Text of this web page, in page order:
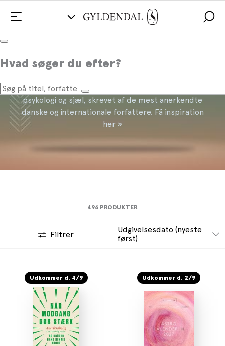
Hvad søger du efter?
Krop og sind
Find det bedste udvalg af bøger om krop, sundhed,
psykologi og sjæl, skrevet af de mest anerkendte
danske og internationale forfattere. Få inspiration
her »
496 PRODUKTER
Filtrer
Udgivelsesdato (nyeste
først)
Udkommer d. 4/9 Udkommer d. 2/9